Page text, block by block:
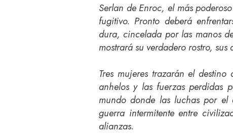
Serlan de Enroc, el más
fugitivo. Pronto deberá
dura, cincelada por las manos
mostrará su verdadero rostro, sus
Tres mujeres trazarán el
anhelos y las fuerzas perdidas
mundo donde las luchas por
guerra intermitente entre
alianzas.